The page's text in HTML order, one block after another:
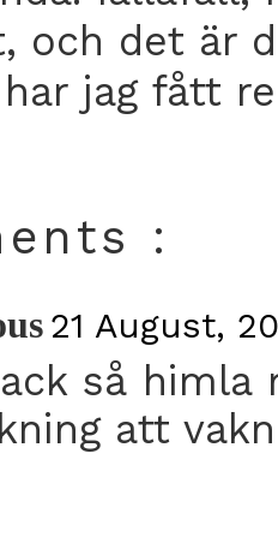
och det är
jag fått
:
21 August,
så himla
att